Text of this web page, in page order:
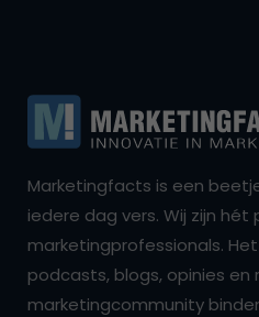
Marketingfacts is een
iedere dag vers. Wij zijn
marketingprofessionals.
podcasts, blogs, opinies en
marketingcommunity